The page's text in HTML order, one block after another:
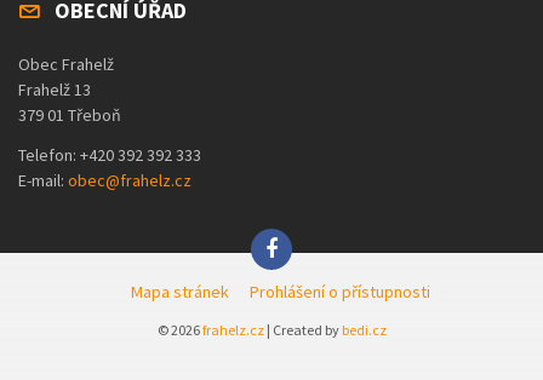
OBECNÍ ÚŘAD
Obec Frahelž
Frahelž 13
379 01 Třeboň
Telefon: +420 392 392 333
E-mail: obec@frahelz.cz
Mapa stránek Prohlášení o přístupnosti
© 2026frahelz.cz| Created bybedi.cz